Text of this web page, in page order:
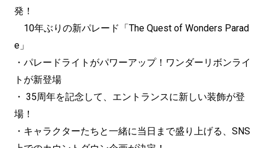
発！
10年ぶりの新パレード「The Quest of Wonders Parad
e」
・パレードライトがパワーアップ！ワンダーリボンライ
トが新登場
・ 35周年を記念して、エントランスに新しい装飾が登
場！
・キャラクターたちと一緒に当日まで盛り上げる、SNS